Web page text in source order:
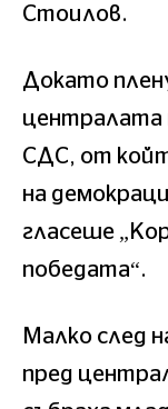
Стоилов.
Докато
централата
СДС, от
на
гласеше
победата“.
Малко след
пред